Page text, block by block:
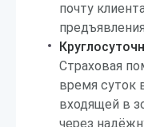
почту
Страховая
время суток
входящей в
через